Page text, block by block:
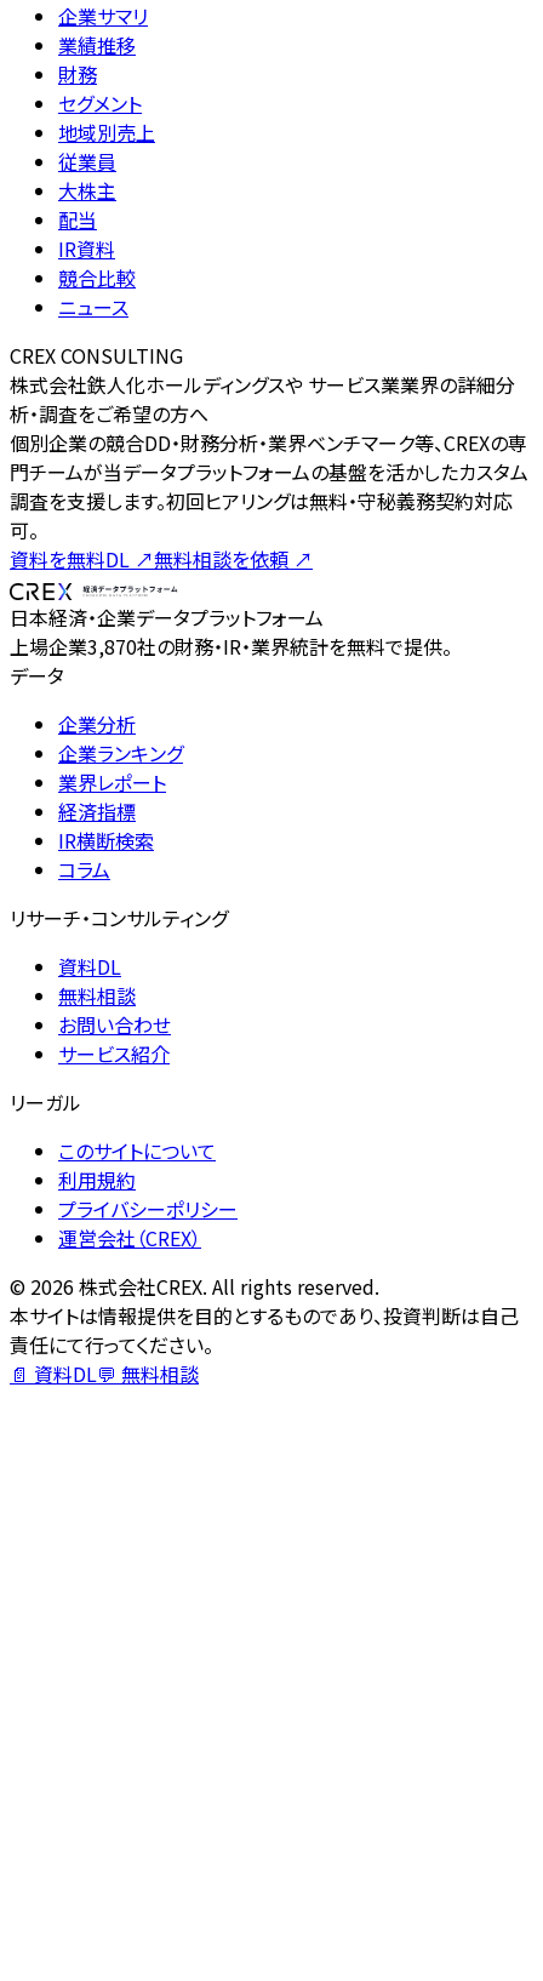
企業サマリ
業績推移
財務
セグメント
地域別売上
従業員
大株主
配当
IR資料
競合比較
ニュース
CREX CONSULTING
株式会社鉄人化ホールディングスや サービス業業界の詳細分
析・調査をご希望の方へ
個別企業の競合DD・財務分析・業界ベンチマーク等、CREXの専
門チームが当データプラットフォームの基盤を活かしたカスタム
調査を支援します。初回ヒアリングは無料・守秘義務契約対応
可。
資料を無料DL ↗無料相談を依頼 ↗
日本経済・企業データプラットフォーム
上場企業3,870社の財務・IR・業界統計を無料で提供。
データ
企業分析
企業ランキング
業界レポート
経済指標
IR横断検索
コラム
リサーチ・コンサルティング
資料DL
無料相談
お問い合わせ
サービス紹介
リーガル
このサイトについて
利用規約
プライバシーポリシー
運営会社（CREX）
© 2026株式会社CREX. All rights reserved.
本サイトは情報提供を目的とするものであり、投資判断は自己
責任にて行ってください。
📄 資料DL💬 無料相談